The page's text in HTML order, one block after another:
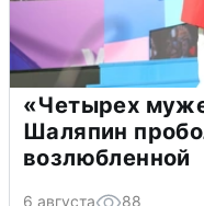
«Четырех
Шаляпин
возлюбленной
6 августа 88